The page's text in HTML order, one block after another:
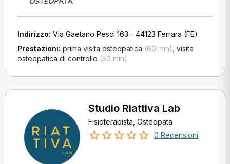
Indirizzo: Via Gaetano Pesci 163 - 44123 Ferrara (FE)
Prestazioni: prima visita osteopatica (60 min) visita
osteopatica di controllo (50 min)
Studio Riattiva Lab
Fisioterapista, Osteopata
0 Recensioni